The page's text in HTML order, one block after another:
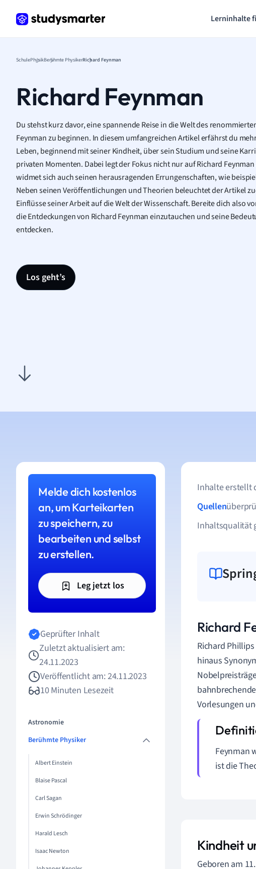
Lerninhalte
SchulePhysikBerühmte PhysikerRichard Feynman
Richard Feynman
Du stehst kurz davor, eine spannende Reise in die Welt des
Feynman zu beginnen. In diesem umfangreichen Artikel erfährst du
Leben, beginnend mit seiner Kindheit, über sein Studium und seine
privaten Momenten. Dabei legt der Fokus nicht nur auf Richard
widmet sich auch seinen herausragenden Errungenschaften, wie
Neben seinen Veröffentlichungen und Theorien beleuchtet der Artikel
Einflüsse seiner Arbeit auf die Welt der Wissenschaft. Bereite dich also
die Entdeckungen von Richard Feynman einzutauchen und seine
entdecken.
Los geht’s
Melde dich kostenlos
an, um Karteikarten
zu speichern, zu
bearbeiten und selbst
zu erstellen.
Leg jetzt los
Geprüfter Inhalt
Zuletzt aktualisiert am:
24.11.2023
Veröffentlicht am: 24.11.2023
10 Minuten Lesezeit
Astronomie
Berühmte Physiker
Albert Einstein
Blaise Pascal
Carl Sagan
Erwin Schrödinger
Harald Lesch
Isaac Newton
Inhalte erstellt
Quellen
Inhaltsqualität
Richard
Richard
hinaus
Vorlesungen
Feynman
ist die
Kindheit
Geboren am